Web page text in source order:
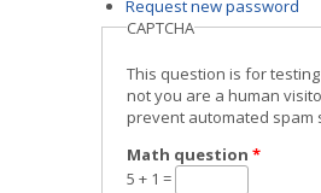
Request new password
CAPTCHA
This question is for
not you are a human
prevent automated spam
Math question *
5 + 1 =